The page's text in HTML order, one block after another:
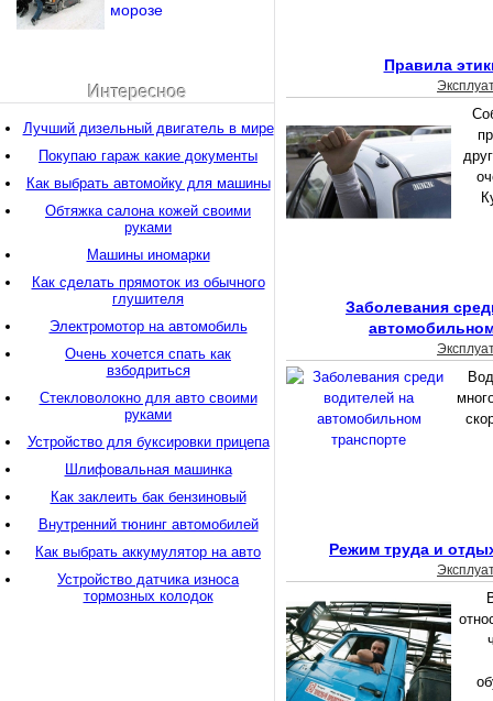
Правила
Заболевания
Режим труда и
морозе
Интересное
Лучший дизельный двигатель в мире
Покупаю гараж какие документы
Как выбрать автомойку для машины
Обтяжка салона кожей своими
руками
Машины иномарки
Как сделать прямоток из обычного
глушителя
Электромотор на автомобиль
Очень хочется спать как
взбодриться
Стекловолокно для авто своими
руками
Устройство для буксировки прицепа
Шлифовальная машинка
Как заклеить бак бензиновый
Внутренний тюнинг автомобилей
Как выбрать аккумулятор на авто
Устройство датчика износа
тормозных колодок